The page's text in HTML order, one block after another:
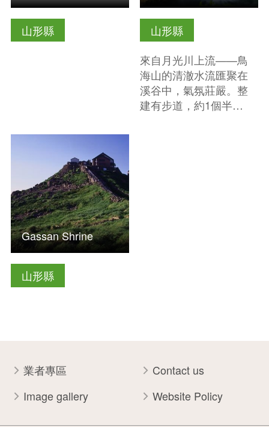
山形縣
山形縣
來自月光川上流——鳥
海山的清澈水流匯聚在
溪谷中，氣氛莊嚴。整
建有步道，約1個半…
山形縣
Gassan Shrine
業者專區
Contact us
Image gallery
Website Policy